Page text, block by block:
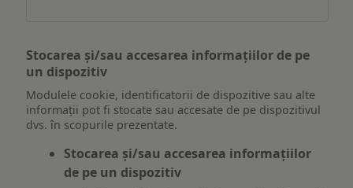
Stocarea și/sau accesarea informațiilor de pe
un dispozitiv
Modulele cookie, identificatorii de dispozitive sau alte
informații pot fi stocate sau accesate de pe dispozitivul
dvs. în scopurile prezentate.
Stocarea și/sau accesarea informațiilor
de pe un dispozitiv